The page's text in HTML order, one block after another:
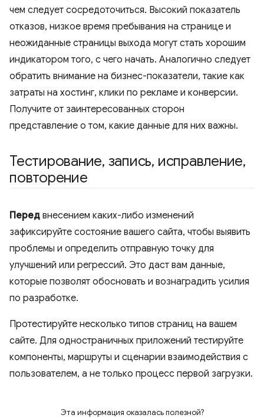
чем следует сосредоточиться. Высокий показатель
отказов, низкое время пребывания на странице и
неожиданные страницы выхода могут стать хорошим
индикатором того, с чего начать. Аналогично следует
обратить внимание на бизнес-показатели, такие как
затраты на хостинг, клики по рекламе и конверсии.
Получите от заинтересованных сторон
представление о том, какие данные для них важны.
Тестирование, запись, исправление,
повторение
Перед внесением каких-либо изменений
зафиксируйте состояние вашего сайта, чтобы выявить
проблемы и определить отправную точку для
улучшений или регрессий. Это даст вам данные,
которые позволят обосновать и вознаградить усилия
по разработке.
Протестируйте несколько типов страниц на вашем
сайте. Для одностраничных приложений тестируйте
компоненты, маршруты и сценарии взаимодействия с
пользователем, а не только процесс первой загрузки.
Эта информация оказалась полезной?